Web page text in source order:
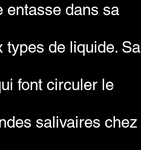
entasse dans sa
types de liquide. Sa
font circuler le
salivaires chez